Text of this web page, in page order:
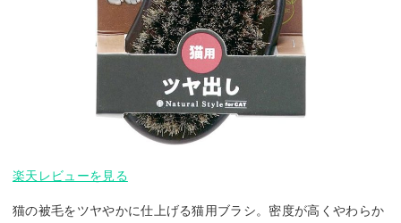
楽天レビューを見る
猫の被毛をツヤやかに仕上げる猫用ブラシ。密度が高くやわらか